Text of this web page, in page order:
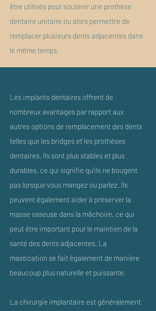
être utilisés pour soutenir une prothèse
dentaire unitaire ou alors permettre de
remplacer plusieurs dents adjacentes dans
le même temps.
Les implants dentaires offrent de
nombreux avantages par rapport aux
autres options de remplacement des dents
telles que les bridges et les prothèses
dentaires. Ils sont plus stables et plus
durables, ce qui signifie qu'ils ne bougent
pas lorsque vous mangez ou parlez. Ils
peuvent également aider à préserver la
masse osseuse dans la mâchoire, ce qui
peut être important pour le maintien de la
santé des dents adjacentes. La
mastication se fait également de manière
beaucoup plus naturelle et puissante.
La chirurgie implantaire est généralement